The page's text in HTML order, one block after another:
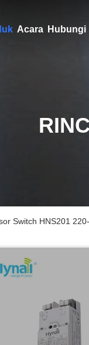
Acara Hubungi
Switch HNS201